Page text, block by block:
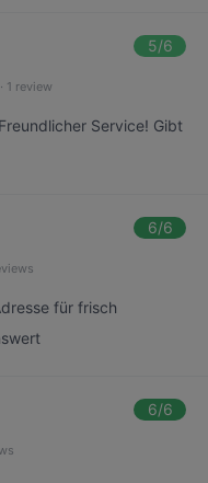
5/6
· 1 review
Service! Gibt
6/6
für frisch
6/6